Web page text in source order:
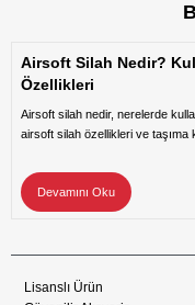
Airsoft Silah Nedir?
Özellikleri
Airsoft silah nedir, nerelerde
airsoft silah özellikleri ve taşıma
Devamını Oku
Lisanslı Ürün